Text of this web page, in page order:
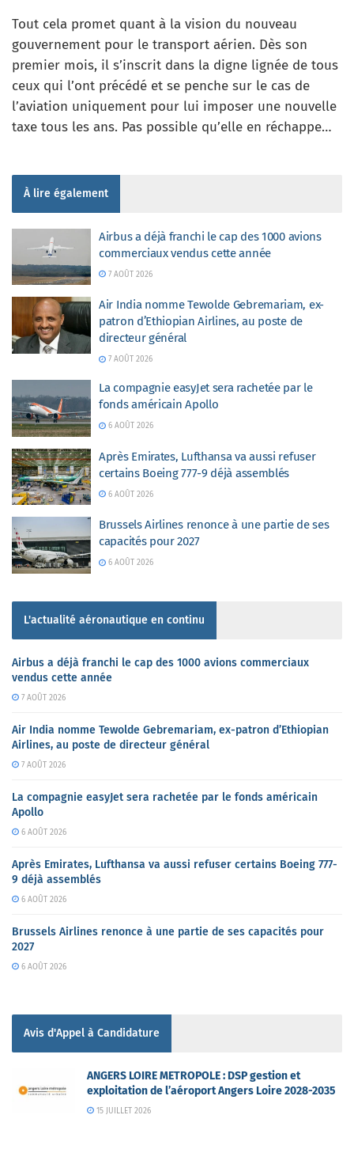
Tout cela promet quant à la vision du nouveau
gouvernement pour le transport aérien. Dès son
premier mois, il s’inscrit dans la digne lignée de tous
ceux qui l’ont précédé et se penche sur le cas de
l’aviation uniquement pour lui imposer une nouvelle
taxe tous les ans. Pas possible qu’elle en réchappe…
À lire également
Airbus a déjà franchi le cap des 1000 avions
commerciaux vendus cette année
7 AOÛT 2026
Air India nomme Tewolde Gebremariam, ex-
patron d’Ethiopian Airlines, au poste de
directeur général
7 AOÛT 2026
La compagnie easyJet sera rachetée par le
fonds américain Apollo
6 AOÛT 2026
Après Emirates, Lufthansa va aussi refuser
certains Boeing 777-9 déjà assemblés
6 AOÛT 2026
Brussels Airlines renonce à une partie de ses
capacités pour 2027
6 AOÛT 2026
L'actualité aéronautique en continu
Airbus a déjà franchi le cap des 1000 avions commerciaux
vendus cette année
7 AOÛT 2026
Air India nomme Tewolde Gebremariam, ex-patron d’Ethiopian
Airlines, au poste de directeur général
7 AOÛT 2026
La compagnie easyJet sera rachetée par le fonds américain
Apollo
6 AOÛT 2026
Après Emirates, Lufthansa va aussi refuser certains Boeing 777-
9 déjà assemblés
6 AOÛT 2026
Brussels Airlines renonce à une partie de ses capacités pour
2027
6 AOÛT 2026
Avis d'Appel à Candidature
ANGERS LOIRE METROPOLE : DSP gestion et
exploitation de l’aéroport Angers Loire 2028-2035
15 JUILLET 2026